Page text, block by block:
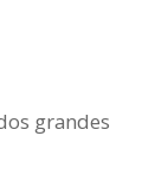
grandes